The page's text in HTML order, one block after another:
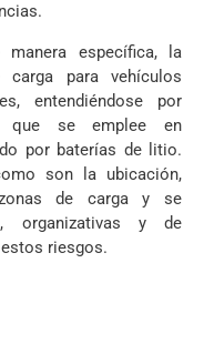
específica, la
para vehículos
entendiéndose por
que se emplee en
por baterías de litio.
son la ubicación,
de carga y se
organizativas y de
riesgos.